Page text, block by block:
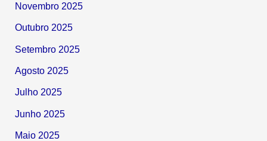
Novembro 2025
Outubro 2025
Setembro 2025
Agosto 2025
Julho 2025
Junho 2025
Maio 2025